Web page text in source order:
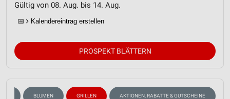
Gültig von 08. Aug. bis 14. Aug.
📅 Kalendereintrag erstellen
PROSPEKT BLÄTTERN
BLUMEN GRILLEN AKTIONEN, RABATTE & GUTSCHEINE